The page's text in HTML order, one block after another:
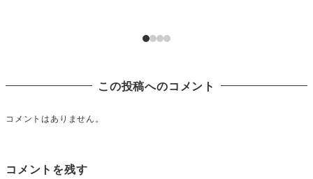
この投稿へのコメント
コメントはありません。
コメントを残す